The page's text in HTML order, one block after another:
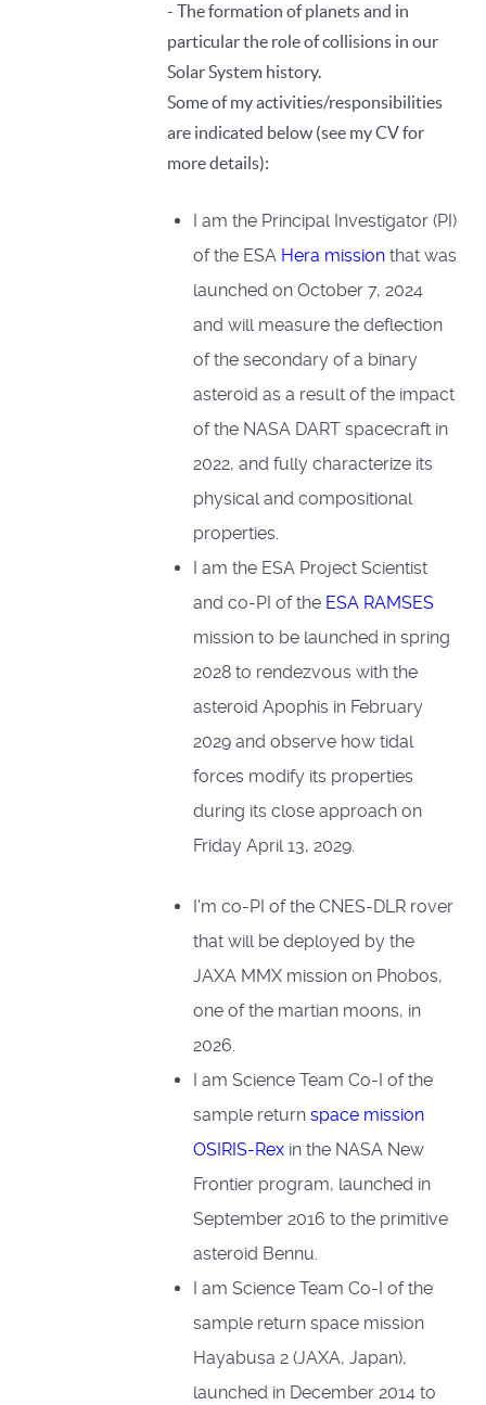
- The formation of planets and in
particular the role of collisions in our
Solar System history.
Some of my activities/responsibilities
are indicated below (see my CV for
more details):
I am the Principal Investigator (PI)
of the ESA Hera missionthat was
launched on October 7, 2024
and will measure the deflection
of the secondary of a binary
asteroid as a result of the impact
of the NASA DART spacecraft in
2022, and fully characterize its
physical and compositional
properties.
I am the ESA Project Scientist
and co-PI of the ESA RAMSES
mission to be launched in spring
2028 to rendezvous with the
asteroid Apophis in February
2029 and observe how tidal
forces modify its properties
during its close approach on
Friday April 13, 2029.
I'm co-PI of the CNES-DLR rover
that will be deployed by the
JAXA MMX mission on Phobos,
one of the martian moons, in
2026.
I am Science Team Co-I of the
sample return space mission
OSIRIS-Rexin the NASA New
Frontier program, launched in
September 2016 to the primitive
asteroid Bennu.
I am Science Team Co-I of the
sample return space mission
Hayabusa 2 (JAXA, Japan),
launched in December 2014 to